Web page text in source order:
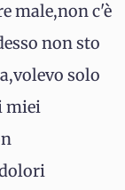
male,non c'è
non sto
solo
miei